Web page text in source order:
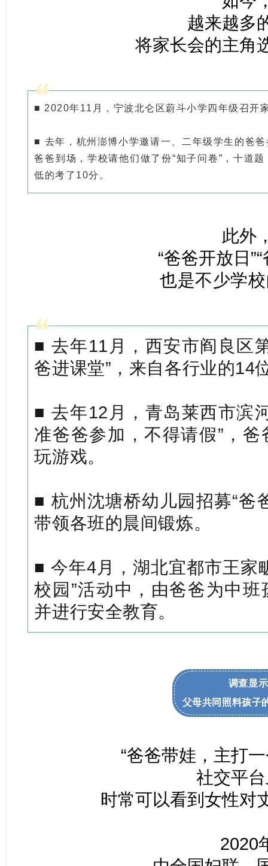
越来越多
将家长会的主角
■ 2020年11月，宁波北仑区蔚斗小学四年级召开
■ 去年，杭州澎博小学邀请一、二年级学生的爸
爸爸到场，学校请他们做了份“知子问卷”，十道
低的考了10分。
此外
“爸爸开放日
也是不少学
■ 去年11月，西安市阎良区
爸进课堂”，来自各行业的14
■ 去年12月，青岛莱西市滨
准爸爸参加，不得请假”，
玩游戏。
■ 杭州沈塘桥幼儿园招募“爸
带领各班的晨间锻炼。
■ 今年4月，湖北宜都市王家
校园”活动中，由爸爸为中
并进行安全教育。
调查显示
父母共同照料孩子
“爸爸带娃，主打
社交平
时常可以看到女性对
2020